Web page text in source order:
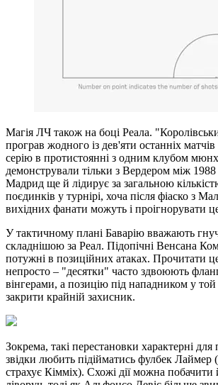
Магія ЛЧ також на боці Реала.
програв жодного із дев'яти останніх
серію в протистоянні з одним клубом
демонстрували тільки з Вердером між
Мадрид ще й лідирує за загальною
поєдинків у турнірі, хоча після фіаско з
вихідних фанати можуть і проігнорувати
У тактичному плані Баварію вважають
складнішою за Реал. Підопічні Венсана
потужні в позиційних атаках. Прочитати
непросто – "десятки" часто здвоюють
вінгерами, а позицію під нападником у
закрити крайній захисник.
Зокрема, такі перестановки характерні для
звідки любить підійматись фулбек
страхує Кімміх). Схожі дії можна побачити